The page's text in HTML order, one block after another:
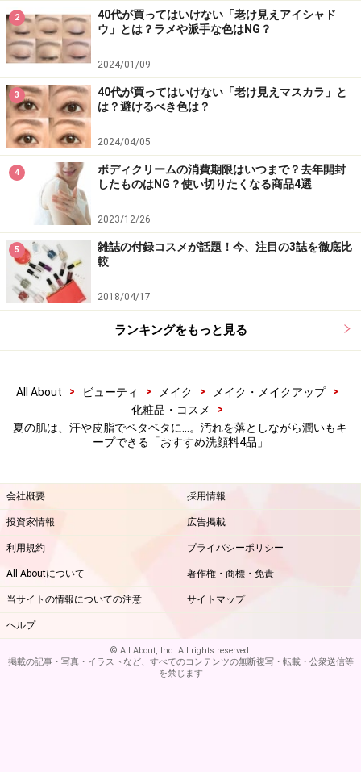
フリーで、みずみずしく、とろみのあるリキッドが乾燥
しやすい肌を守り、透明感のある素肌へ導いてくれま
す。こちらはクレンジングですが、洗顔にも使える優れ
もの。潤いたっぷりなのに洗い上がりはすっきり爽快な
ので、ベタつく季節の朝洗顔にぴったりです。
寝ている間に代謝した古い角質や汚れも優しくオフでき
るので、その後に使うスキンケアの浸透もアップ！ 使う
たび、ハーバル調の香りに癒されます。
＜DATA＞
コモエース
エッセンスクレジングリキッド 200mL
税込3300円
ベタつく季節こそ、洗顔は大切！ 特に、朝の洗顔で皮脂
も良くなり、メイクのノリもアップします。今こそ、洗
顔を見直すチャンス。ぜひ、参考にしてみてください。
い。
※個人の体質、また、誤った方法による実践に起因して肌荒れや
不調を引き起こす場合があります。実践の際には、必ず自身の体
質及び健康状態を十分に考慮し、正しい方法で行ってください。
また、全ての方への有効性を保証するものではありません。
【編集部おすすめの購入サイト】
Amazonで化粧品・コスメをチェック！
2
40代が買ってはいけない「老け見えアイシャド
ウ」とは？ラメや派手な色はNG？
2024/01/09
3
40代が買ってはいけない「老け見えマスカラ」と
は？避けるべき色は？
2024/04/05
4
ボディクリームの消費期限はいつまで？去年開封
したものはNG？使い切りたくなる商品4選
2023/12/26
5
雑誌の付録コスメが話題！今、注目の3誌を徹底比
較
2018/04/17
ランキングをもっと見る
All About > ビューティ > メイク > メイク・メイクアップ
>
化粧品・コスメ
>
夏の肌は、汗や皮脂でベタベタに…。汚れを落としながら潤いもキ
ープできる「おすすめ洗顔料4品」
会社概要 採用情報
投資家情報 広告掲載
利用規約 プライバシーポリシー
All Aboutについて 著作権・商標・免責
当サイトの情報についての注意 サイトマップ
ヘルプ
© All About, Inc. All rights reserved.
掲載の記事・写真・イラストなど、すべてのコンテンツの無断複写・転載・公衆送信等
を禁じます